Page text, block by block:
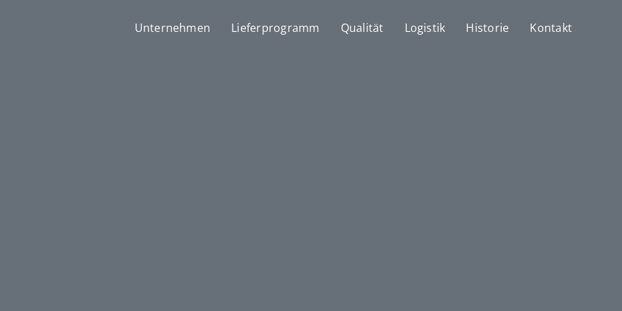
Unternehmen Lieferprogramm Qualität Logistik Historie Kontakt